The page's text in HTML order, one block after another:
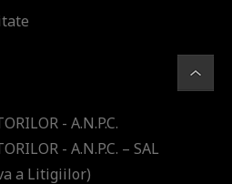
- A.N.P.C.
- A.N.P.C. – SAL
a Litigiilor)